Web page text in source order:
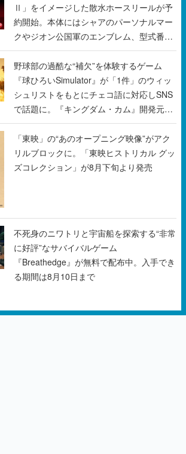
Ⅱ」をイメージした散水ホースリールが予
約開始。本体にはシャアのパーソナルマー
クやジオン公国軍のエンブレム、型式番号
などを配置
野球部の過酷な“補欠”を体験するゲーム
『球ひろいSimulator』が「1件」のウィッ
シュリストをもとにチェコ語に対応しSNS
で話題に。『キングダム・カム』開発元や
チェコのプロ野球選手から称賛の声
「東映」の“あのオープニング映像”がアク
リルブロックに。「東映ヒストリカル グッ
ズコレクション」が8月下旬より発売
不死身のニワトリと宇宙船を探索する“非常
に好評”なサバイバルゲーム
『Breathedge』が無料で配布中。入手でき
る期間は8月10日まで